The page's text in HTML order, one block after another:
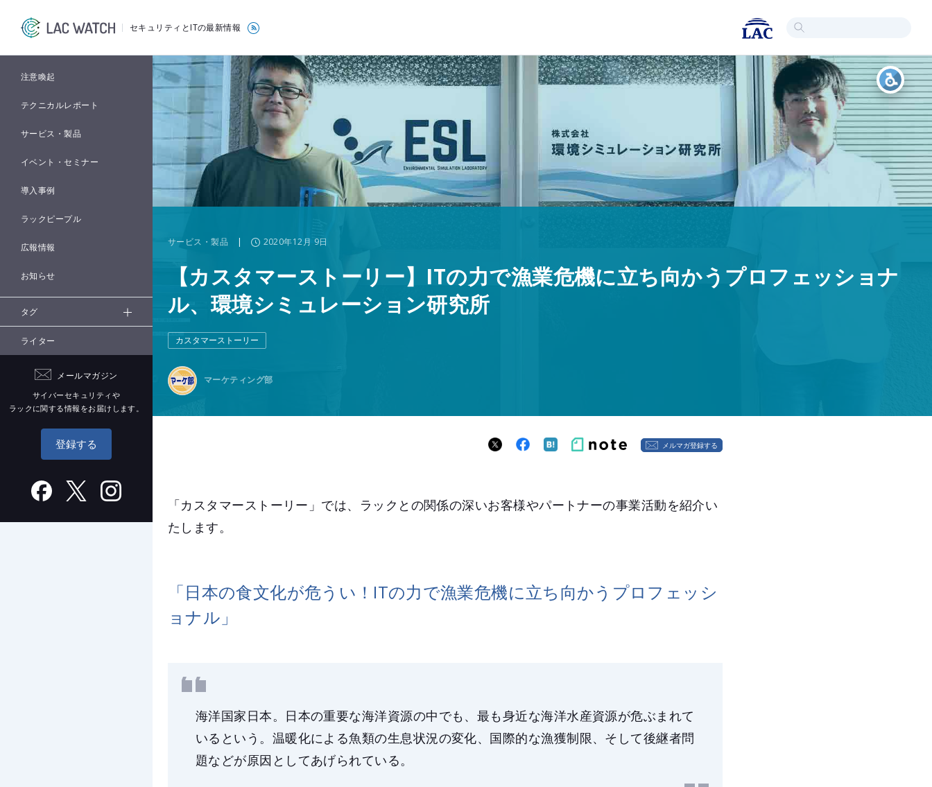
セキュリティとITの最新情報
注意喚起
テクニカルレポート
サービス・製品
イベント・セミナー
導入事例
ラックピープル
広報情報
お知らせ
タグ
ライター
メールマガジン
サイバーセキュリティや
ラックに関する情報をお届けします。
登録する
サービス・製品 | 2020年12月 9日
【カスタマーストーリー】ITの力で漁業危機に立ち向かうプロフェッショナ
ル、環境シミュレーション研究所
カスタマーストーリー
マーケティング部
メルマガ登録する
「カスタマーストーリー」では、ラックとの関係の深いお客様やパートナーの事業活動を紹介い
たします。
「日本の食文化が危うい！ITの力で漁業危機に立ち向かうプロフェッシ
ョナル」
海洋国家日本。日本の重要な海洋資源の中でも、最も身近な海洋水産資源が危ぶまれて
いるという。温暖化による魚類の生息状況の変化、国際的な漁獲制限、そして後継者問
題などが原因としてあげられている。